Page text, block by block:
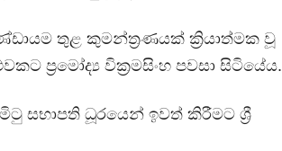
තුළ කුමන්ත්‍රණයක් ක්‍රියාත්මක වූ
ප්‍රමෝද්‍ය වික්‍රමසිංහ පවසා සිටියේය.
සභාපති ධූරයෙන් ඉවත් කිරීමට ශ්‍රී